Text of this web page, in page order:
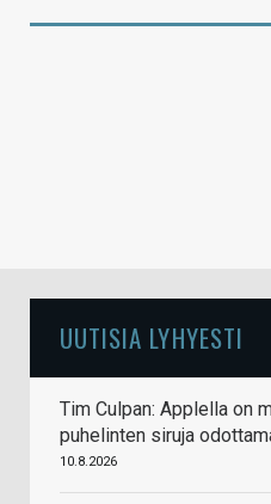
UUTISIA LYHYESTI
Tim Culpan: Applella on
puhelinten siruja
10.8.2026